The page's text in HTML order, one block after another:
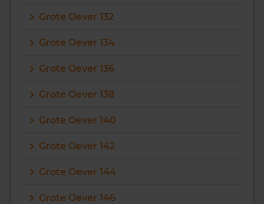
Grote Oever 132
Grote Oever 134
Grote Oever 136
Grote Oever 138
Grote Oever 140
Grote Oever 142
Grote Oever 144
Grote Oever 146